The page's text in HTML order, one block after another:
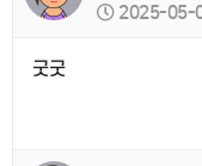
2025-05-
굿굿